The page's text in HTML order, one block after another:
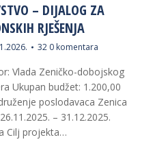
– DIJALOG ZA
RJEŠENJA
32 0 komentara
Vlada Zeničko-dobojskog
Ukupan budžet: 1.200,00
poslodavaca Zenica
– 31.12.2025.
Cilj projekta…